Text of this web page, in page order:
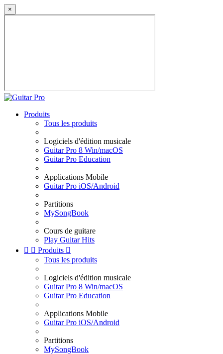
×
Produits
Tous les produits
Logiciels d'édition musicale
Guitar Pro 8 Win/macOS
Guitar Pro Education
Applications Mobile
Guitar Pro iOS/Android
Partitions
MySongBook
Cours de guitare
Play Guitar Hits
  Produits 
Tous les produits
Logiciels d'édition musicale
Guitar Pro 8 Win/macOS
Guitar Pro Education
Applications Mobile
Guitar Pro iOS/Android
Partitions
MySongBook